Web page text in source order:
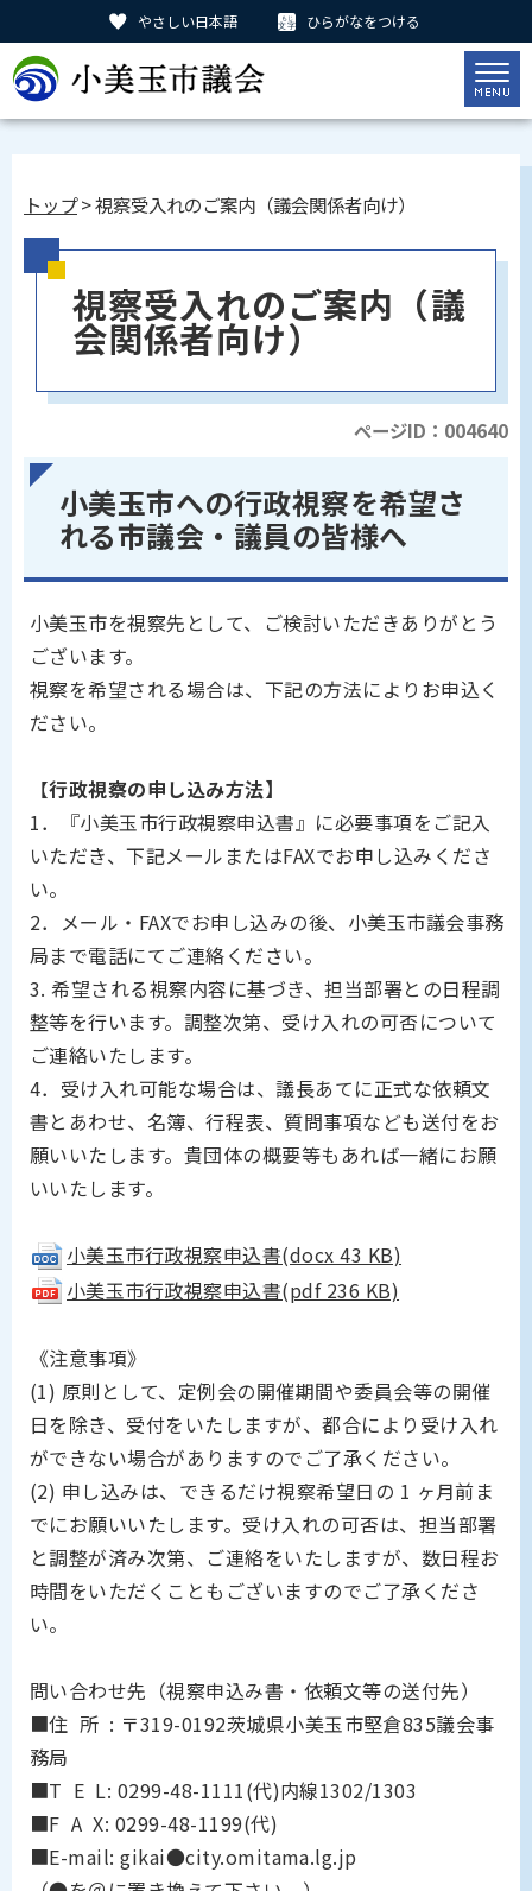
やさしい日本語 ひらがなをつける
トップ> 視察受入れのご案内（議会関係者向け）
視察受入れのご案内（議
会関係者向け）
ページID：004640
小美玉市への行政視察を希望さ
れる市議会・議員の皆様へ
小美玉市を視察先として、ご検討いただきありがとう
ございます。
視察を希望される場合は、下記の方法によりお申込く
ださい。
【行政視察の申し込み方法】
1．『小美玉市行政視察申込書』に必要事項をご記入
いただき、下記メールまたはFAXでお申し込みくださ
い。
2．メール・FAXでお申し込みの後、小美玉市議会事務
局まで電話にてご連絡ください。
3. 希望される視察内容に基づき、担当部署との日程調
整等を行います。調整次第、受け入れの可否について
ご連絡いたします。
4．受け入れ可能な場合は、議長あてに正式な依頼文
書とあわせ、名簿、行程表、質問事項なども送付をお
願いいたします。貴団体の概要等もあれば一緒にお願
いいたします。
小美玉市行政視察申込書(docx 43 KB)
小美玉市行政視察申込書(pdf 236 KB)
《注意事項》
(1) 原則として、定例会の開催期間や委員会等の開催
日を除き、受付をいたしますが、都合により受け入れ
ができない場合がありますのでご了承ください。
(2) 申し込みは、できるだけ視察希望日の 1 ヶ月前ま
でにお願いいたします。受け入れの可否は、担当部署
と調整が済み次第、ご連絡をいたしますが、数日程お
時間をいただくこともございますのでご了承くださ
い。
問い合わせ先（視察申込み書・依頼文等の送付先）
■住 所 : 〒319-0192茨城県小美玉市堅倉835議会事
務局
■T E L: 0299-48-1111(代)内線1302/1303
■F A X: 0299-48-1199(代)
■E-mail: gikai●city.omitama.lg.jp